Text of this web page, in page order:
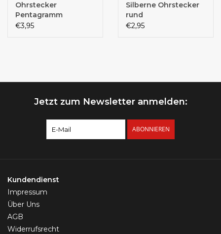
Ohrstecker
Pentagramm
€3,95
Silberne Ohrstecker
rund
€2,95
Jetzt zum Newsletter anmelden:
ABONNIEREN
Kundendienst
Impressum
Über Uns
AGB
Widerrufsrecht